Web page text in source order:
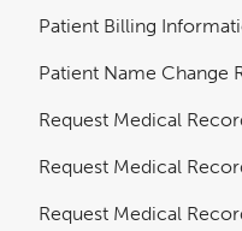
Patient Billing
Patient Name Change
Request Medical
Request Medical
Request Medical